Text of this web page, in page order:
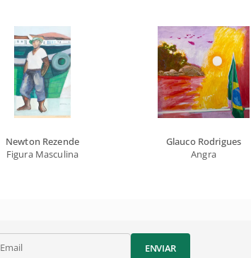
Newton Rezende
Figura Masculina
Glauco Rodrigues
Angra
Email ENVIAR